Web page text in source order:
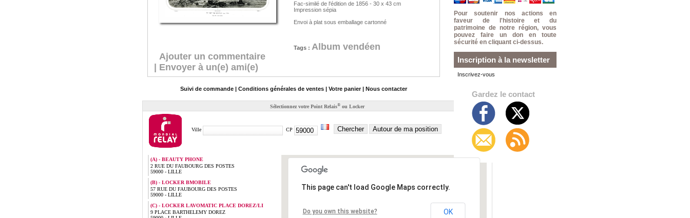
Ajouter un commentaire
Envoyer à un(e) ami(e)
Fac-similé de l'édition de 1856 - 30 x 43 cm
Impression sépia
Envoi à plat sous emballage cartonné
Tags : Album vendéen
Suivi de commande | Conditions générales de ventes | Votre panier | Nous contacter
Sélectionnez votre Point Relais® ou Locker
Ville CP Chercher Autour de ma position
This page can't load Google Maps correctly.
Do you own this website? OK
(A) - BEAUTY PHONE
2 RUE DU FAUBOURG DES POSTES
59000 - LILLE
(B) - LOCKER BMOBILE
57 RUE DU FAUBOURG DES POSTES
59000 - LILLE
(C) - LOCKER LAVOMATIC PLACE DOREZ/LI
9 PLACE BARTHELEMY DOREZ
Pour soutenir nos actions en
faveur de l'histoire et du
patrimoine de notre région, vous
pouvez faire un don en toute
sécurité en cliquant ci-dessus.
Inscription à la newsletter
Inscrivez-vous
Gardez le contact